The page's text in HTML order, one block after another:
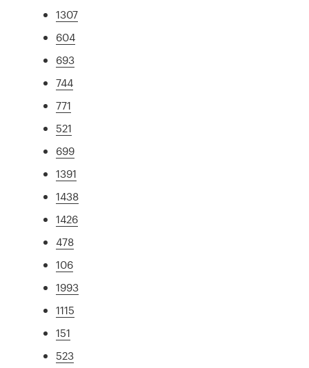
1307
604
693
744
771
521
699
1391
1438
1426
478
106
1993
1115
151
523